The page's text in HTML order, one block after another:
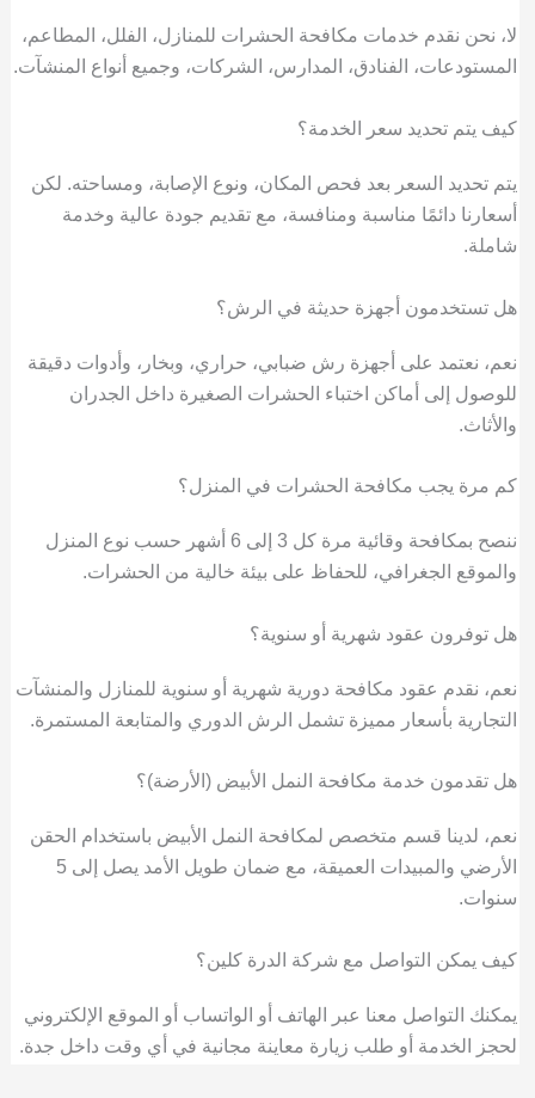
لا، نحن نقدم خدمات مكافحة الحشرات للمنازل، الفلل، المطاعم،
المستودعات، الفنادق، المدارس، الشركات، وجميع أنواع المنشآت.
كيف يتم تحديد سعر الخدمة؟
يتم تحديد السعر بعد فحص المكان، ونوع الإصابة، ومساحته. لكن
أسعارنا دائمًا مناسبة ومنافسة، مع تقديم جودة عالية وخدمة
شاملة.
هل تستخدمون أجهزة حديثة في الرش؟
نعم، نعتمد على أجهزة رش ضبابي، حراري، وبخار، وأدوات دقيقة
للوصول إلى أماكن اختباء الحشرات الصغيرة داخل الجدران
والأثاث.
كم مرة يجب مكافحة الحشرات في المنزل؟
ننصح بمكافحة وقائية مرة كل 3 إلى 6 أشهر حسب نوع المنزل
والموقع الجغرافي، للحفاظ على بيئة خالية من الحشرات.
هل توفرون عقود شهرية أو سنوية؟
نعم، نقدم عقود مكافحة دورية شهرية أو سنوية للمنازل والمنشآت
التجارية بأسعار مميزة تشمل الرش الدوري والمتابعة المستمرة.
هل تقدمون خدمة مكافحة النمل الأبيض (الأرضة)؟
نعم، لدينا قسم متخصص لمكافحة النمل الأبيض باستخدام الحقن
الأرضي والمبيدات العميقة، مع ضمان طويل الأمد يصل إلى 5
سنوات.
كيف يمكن التواصل مع شركة الدرة كلين؟
يمكنك التواصل معنا عبر الهاتف أو الواتساب أو الموقع الإلكتروني
لحجز الخدمة أو طلب زيارة معاينة مجانية في أي وقت داخل جدة.